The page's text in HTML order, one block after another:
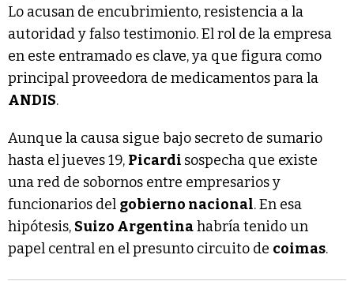
Lo acusan de encubrimiento, resistencia a la
autoridad y falso testimonio. El rol de la empresa
en este entramado es clave, ya que figura como
principal proveedora de medicamentos para la
ANDIS.
Aunque la causa sigue bajo secreto de sumario
hasta el jueves 19, Picardi sospecha que existe
una red de sobornos entre empresarios y
funcionarios del gobierno nacional. En esa
hipótesis, Suizo Argentinahabría tenido un
papel central en el presunto circuito de coimas.